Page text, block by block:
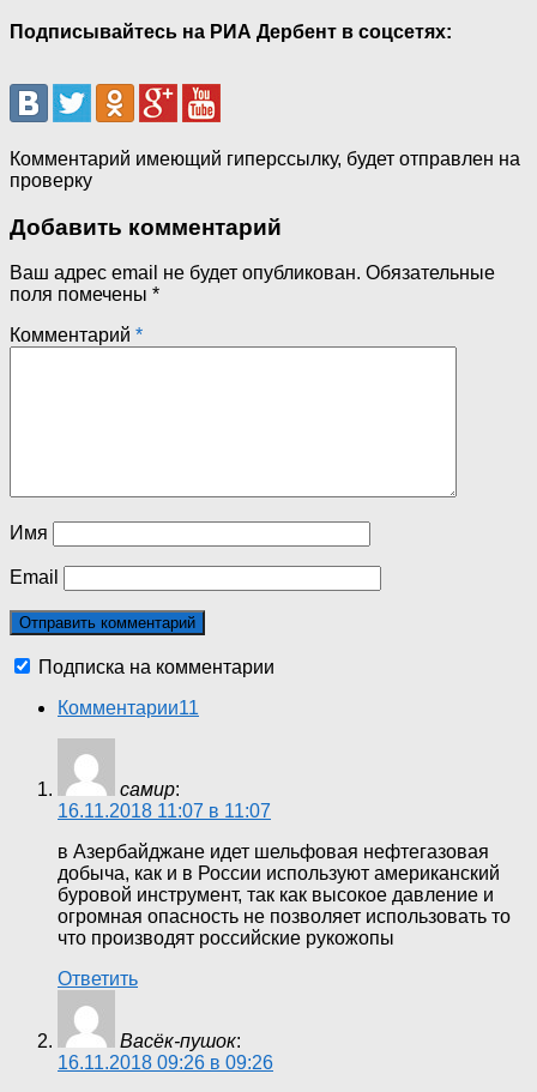
Подписывайтесь на РИА Дербент в соцсетях:
Комментарий имеющий гиперссылку, будет отправлен на
проверку
Добавить комментарий
Ваш адрес email не будет опубликован. Обязательные
поля помечены *
Комментарий *
Имя
Email
Подписка на комментарии
Комментарии11
самир:
16.11.2018 11:07 в 11:07
в Азербайджане идет шельфовая нефтегазовая
добыча, как и в России используют американский
буровой инструмент, так как высокое давление и
огромная опасность не позволяет использовать то
что производят российские рукожопы
Ответить
Васёк-пушок:
16.11.2018 09:26 в 09:26